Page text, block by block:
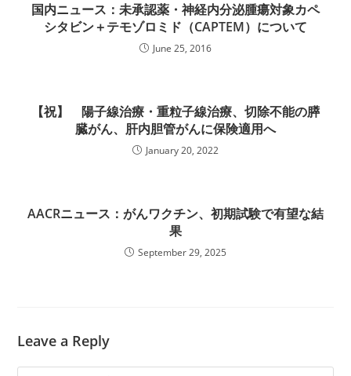
国内ニュース：未承認薬・神経内分泌腫瘍対象カペ
シタビン＋テモゾロミド（CAPTEM）について
June 25, 2016
【祝】 陽子線治療・重粒子線治療、切除不能の膵
臓がん、肝内胆管がんに保険適用へ
January 20, 2022
AACRニュース：がんワクチン、初期試験で有望な結
果
September 29, 2025
Leave a Reply